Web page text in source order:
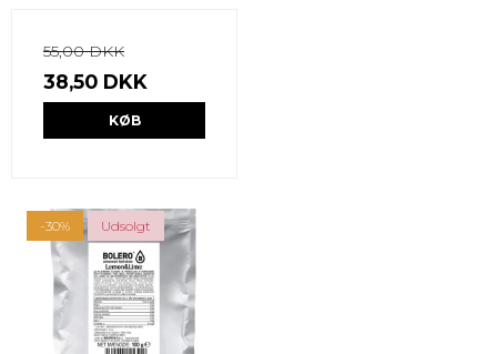
55,00 DKK
38,50 DKK
KØB
-30% Udsolgt